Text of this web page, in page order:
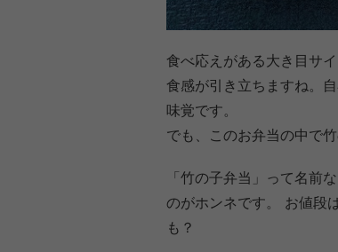
食べ応えがある大き目サ
食感が引き立ちますね。
味覚です。
でも、このお弁当の中で
「竹の子弁当」って名前
のがホンネです。 お値段
も？